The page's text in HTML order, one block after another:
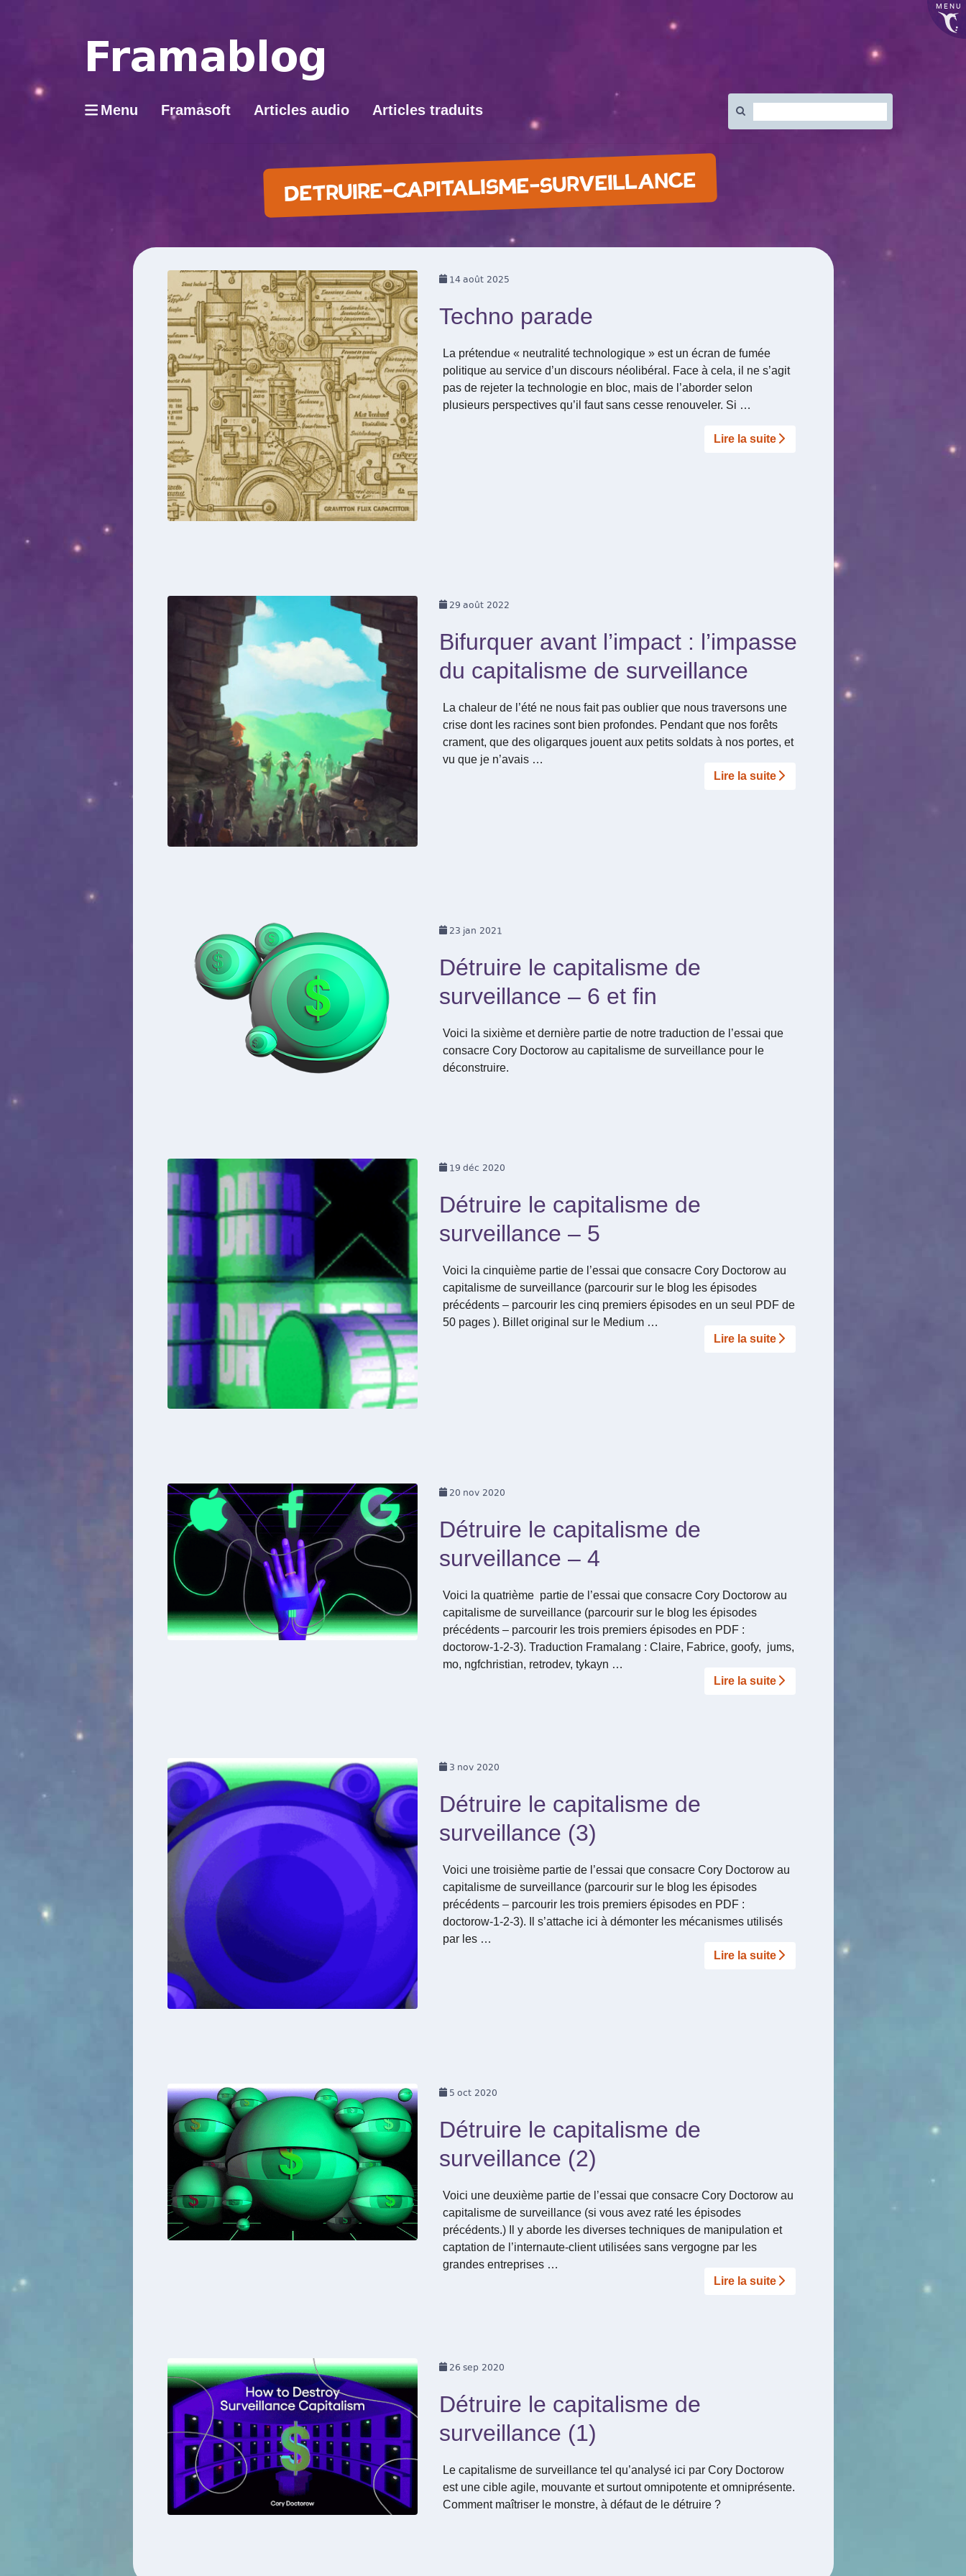
MENU
Menu Framasoft Articles audio Articles traduits
:
DETRUIRE-CAPITALISME-SURVEILLANCE
14août 2025
Techno parade
La prétendue « neutralité technologique » est un écran de fumée
politique au service d’un discours néolibéral. Face à cela, il ne s’agit
pas de rejeter la technologie en bloc, mais de l’aborder selon
plusieurs perspectives qu’il faut sans cesse renouveler. Si …
Lire la suite­­
29 août 2022
Bifurquer avant l’impact : l’impasse
du capitalisme de surveillance
La chaleur de l’été ne nous fait pas oublier que nous traversons une
crise dont les racines sont bien profondes. Pendant que nos forêts
crament, que des oligarques jouent aux petits soldats à nos portes, et
vu que je n’avais …
Lire la suite­­
23 jan 2021
Détruire le capitalisme de
surveillance – 6 et fin
Voici la sixième et dernière partie de notre traduction de l’essai que
consacre Cory Doctorow au capitalisme de surveillance pour le
déconstruire.
19 déc 2020
Détruire le capitalisme de
surveillance – 5
Voici la cinquième partie de l’essai que consacre Cory Doctorow au
capitalisme de surveillance (parcourir sur le blog les épisodes
précédents – parcourir les cinq premiers épisodes en un seul PDF de
50 pages ). Billet original sur le Medium …
Lire la suite­­
20 nov 2020
Détruire le capitalisme de
surveillance – 4
Voici la quatrième partie de l’essai que consacre Cory Doctorow au
capitalisme de surveillance (parcourir sur le blog les épisodes
précédents – parcourir les trois premiers épisodes en PDF :
doctorow-1-2-3). Traduction Framalang : Claire, Fabrice, goofy, jums,
mo, ngfchristian, retrodev, tykayn …
Lire la suite­­
3 nov 2020
Détruire le capitalisme de
surveillance (3)
Voici une troisième partie de l’essai que consacre Cory Doctorow au
capitalisme de surveillance (parcourir sur le blog les épisodes
précédents – parcourir les trois premiers épisodes en PDF :
doctorow-1-2-3). Il s’attache ici à démonter les mécanismes utilisés
par les …
Lire la suite­­
5 oct 2020
Détruire le capitalisme de
surveillance (2)
Voici une deuxième partie de l’essai que consacre Cory Doctorow au
capitalisme de surveillance (si vous avez raté les épisodes
précédents.) Il y aborde les diverses techniques de manipulation et
captation de l’internaute-client utilisées sans vergogne par les
grandes entreprises …
Lire la suite­­
26 sep 2020
Détruire le capitalisme de
surveillance (1)
Le capitalisme de surveillance tel qu’analysé ici par Cory Doctorow
est une cible agile, mouvante et surtout omnipotente et omniprésente.
Comment maîtriser le monstre, à défaut de le détruire ?